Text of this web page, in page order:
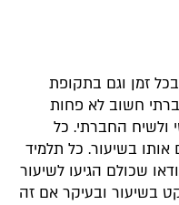
זמן וגם בתקופת
חשוב לא פחות
ולשיח החברתי. כל
אותו בשיעור. כל תלמיד
שכולם הגיעו לשיעור
בשיעור ובעיקר אם זה